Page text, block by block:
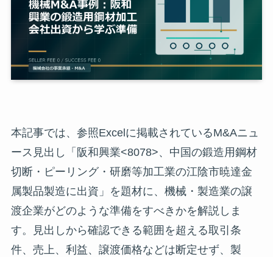
本記事では、参照Excelに掲載されているM&Aニュ
ース見出し「阪和興業<8078>、中国の鍛造用鋼材
切断・ピーリング・研磨等加工業の江陰市暁達金
属製品製造に出資」を題材に、機械・製造業の譲
渡企業がどのような準備をすべきかを解説しま
す。見出しから確認できる範囲を超える取引条
件、売上、利益、譲渡価格などは断定せず、製